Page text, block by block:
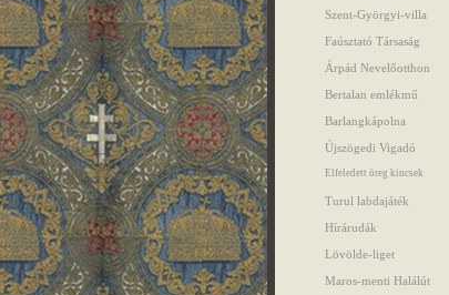
Szent-Györgyi-villa
Faúsztató Társaság
Árpád Nevelőotthon
Bertalan emlékmű
Barlangkápolna
Újszögedi Vigadó
Elfeledett öreg kincsek
Turul labdajáték
Hírárudák
Lövölde-liget
Maros-menti Halálút